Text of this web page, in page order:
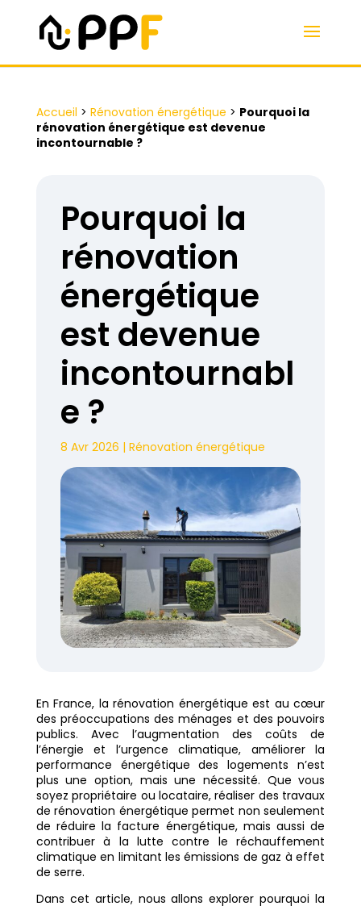
Accueil > Rénovation énergétique > Pourquoi la
rénovation énergétique est devenue
incontournable ?
Pourquoi la
rénovation
énergétique
est devenue
incontournabl
e ?
8 Avr 2026 | Rénovation énergétique
En France, la rénovation énergétique est au cœur
des préoccupations des ménages et des pouvoirs
publics. Avec l’augmentation des coûts de
l’énergie et l’urgence climatique, améliorer la
performance énergétique des logements n’est
plus une option, mais une nécessité. Que vous
soyez propriétaire ou locataire, réaliser des travaux
de rénovation énergétique permet non seulement
de réduire la facture énergétique, mais aussi de
contribuer à la lutte contre le réchauffement
climatique en limitant les émissions de gaz à effet
de serre.
Dans cet article, nous allons explorer pourquoi la